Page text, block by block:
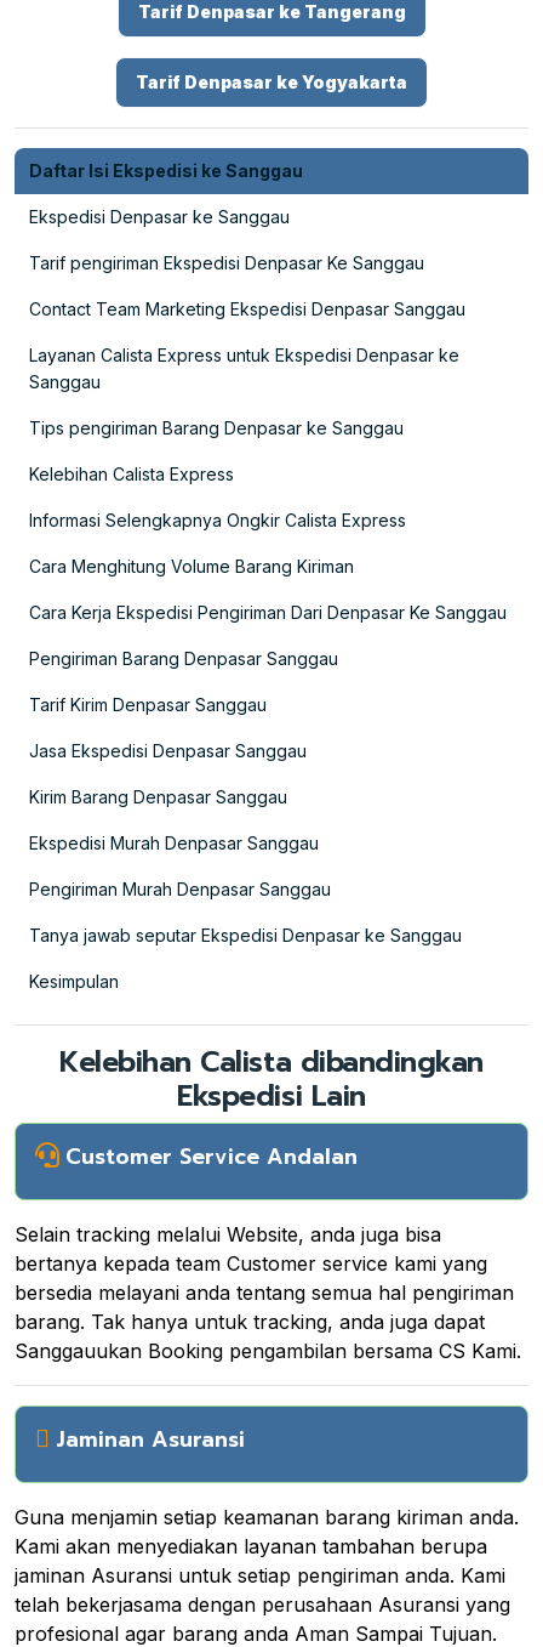
Tarif Denpasar ke Tangerang
Tarif Denpasar ke Yogyakarta
Daftar Isi Ekspedisi ke Sanggau
Ekspedisi Denpasar ke Sanggau
Tarif pengiriman Ekspedisi Denpasar Ke Sanggau
Contact Team Marketing Ekspedisi Denpasar Sanggau
Layanan Calista Express untuk Ekspedisi Denpasar ke
Sanggau
Tips pengiriman Barang Denpasar ke Sanggau
Kelebihan Calista Express
Informasi Selengkapnya Ongkir Calista Express
Cara Menghitung Volume Barang Kiriman
Cara Kerja Ekspedisi Pengiriman Dari Denpasar Ke Sanggau
Pengiriman Barang Denpasar Sanggau
Tarif Kirim Denpasar Sanggau
Jasa Ekspedisi Denpasar Sanggau
Kirim Barang Denpasar Sanggau
Ekspedisi Murah Denpasar Sanggau
Pengiriman Murah Denpasar Sanggau
Tanya jawab seputar Ekspedisi Denpasar ke Sanggau
Kesimpulan
Kelebihan Calista dibandingkan
Ekspedisi Lain
Customer Service Andalan
Selain tracking melalui Website, anda juga bisa
bertanya kepada team Customer service kami yang
bersedia melayani anda tentang semua hal pengiriman
barang. Tak hanya untuk tracking, anda juga dapat
Sanggauukan Booking pengambilan bersama CS Kami.
Jaminan Asuransi
Guna menjamin setiap keamanan barang kiriman anda.
Kami akan menyediakan layanan tambahan berupa
jaminan Asuransi untuk setiap pengiriman anda. Kami
telah bekerjasama dengan perusahaan Asuransi yang
profesional agar barang anda Aman Sampai Tujuan.